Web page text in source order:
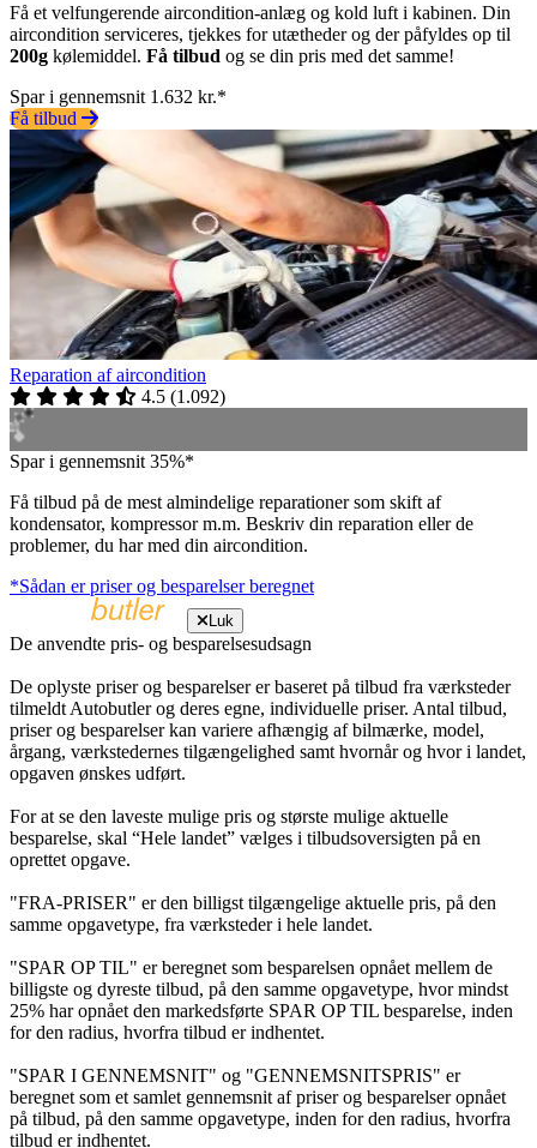
Få et velfungerende aircondition-anlæg og kold luft i kabinen. Din
aircondition serviceres, tjekkes for utætheder og der påfyldes op til
200g kølemiddel. Få tilbud og se din pris med det samme!
Spar i gennemsnit 1.632 kr.*
Få tilbud
Reparation af aircondition
4.5 (1.092)
Spar i gennemsnit 35%*
Få tilbud på de mest almindelige reparationer som skift af
kondensator, kompressor m.m. Beskriv din reparation eller de
problemer, du har med din aircondition.
*Sådan er priser og besparelser beregnet
Luk
De anvendte pris- og besparelsesudsagn
De oplyste priser og besparelser er baseret på tilbud fra værksteder
tilmeldt Autobutler og deres egne, individuelle priser. Antal tilbud,
priser og besparelser kan variere afhængig af bilmærke, model,
årgang, værkstedernes tilgængelighed samt hvornår og hvor i landet,
opgaven ønskes udført.
For at se den laveste mulige pris og største mulige aktuelle
besparelse, skal “Hele landet” vælges i tilbudsoversigten på en
oprettet opgave.
"FRA-PRISER" er den billigst tilgængelige aktuelle pris, på den
samme opgavetype, fra værksteder i hele landet.
"SPAR OP TIL" er beregnet som besparelsen opnået mellem de
billigste og dyreste tilbud, på den samme opgavetype, hvor mindst
25% har opnået den markedsførte SPAR OP TIL besparelse, inden
for den radius, hvorfra tilbud er indhentet.
"SPAR I GENNEMSNIT" og "GENNEMSNITSPRIS" er
beregnet som et samlet gennemsnit af priser og besparelser opnået
på tilbud, på den samme opgavetype, inden for den radius, hvorfra
tilbud er indhentet.